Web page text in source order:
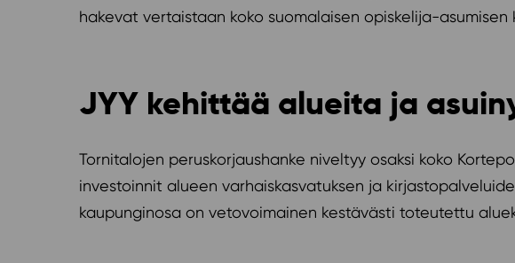
hakevat vertaistaan koko suomalaisen opiskelija-asumisen
JYY kehittää alueita ja
Tornitalojen peruskorjaushanke niveltyy osaksi koko
investoinnit alueen varhaiskasvatuksen ja
kaupunginosa on vetovoimainen kestävästi toteutettu